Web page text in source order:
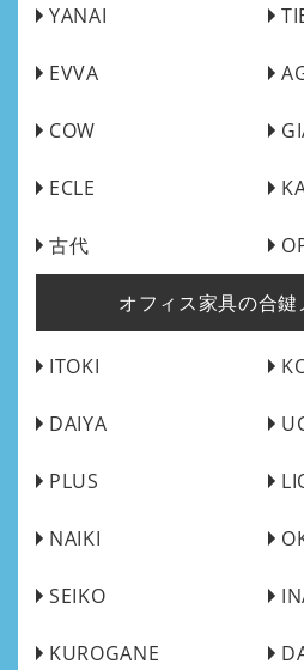
YANAI
EVVA
COW
ECLE
古代
オフィス家具の合
ITOKI
DAIYA
PLUS
NAIKI
SEIKO
KUROGANE